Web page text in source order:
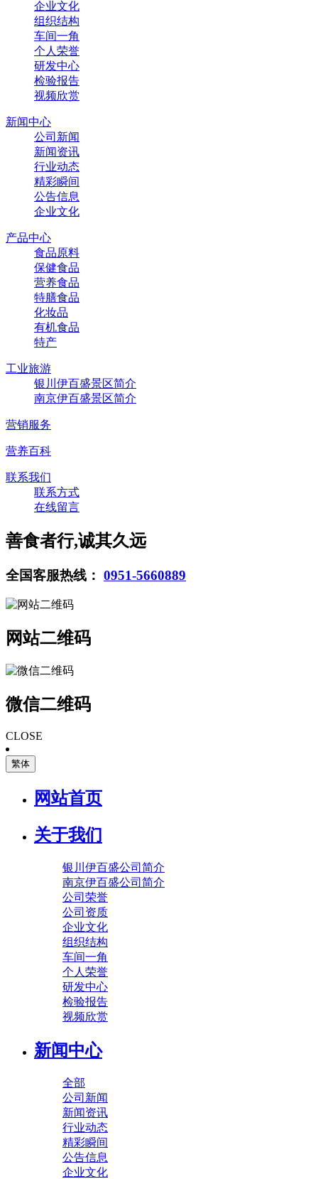
企业文化
组织结构
车间一角
个人荣誉
研发中心
检验报告
视频欣赏
新闻中心
公司新闻
新闻资讯
行业动态
精彩瞬间
公告信息
企业文化
产品中心
食品原料
保健食品
营养食品
特膳食品
化妆品
有机食品
特产
工业旅游
银川伊百盛景区简介
南京伊百盛景区简介
营销服务
营养百科
联系我们
联系方式
在线留言
善食者行,诚其久远
全国客服热线： 0951-5660889
网站二维码
微信二维码
CLOSE
繁体
网站首页
关于我们
银川伊百盛公司简介
南京伊百盛公司简介
公司荣誉
公司资质
企业文化
组织结构
车间一角
个人荣誉
研发中心
检验报告
视频欣赏
新闻中心
全部
公司新闻
新闻资讯
行业动态
精彩瞬间
公告信息
企业文化